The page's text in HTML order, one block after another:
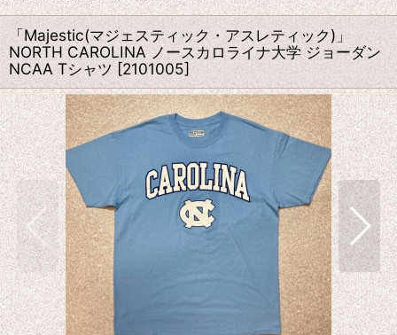
「Majestic(マジェスティック・アスレティック)」
NORTH CAROLINA ノースカロライナ大学 ジョーダン
NCAA Tシャツ [2101005]